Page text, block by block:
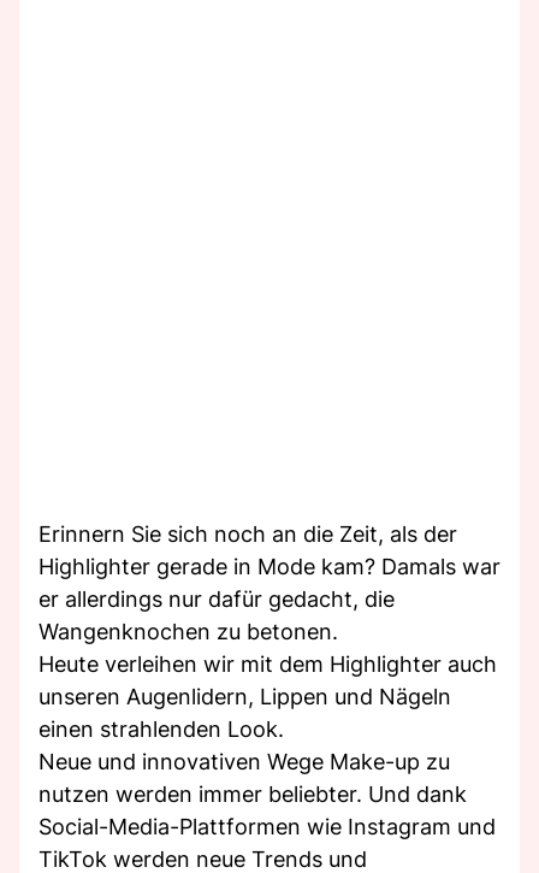
Erinnern Sie sich noch an die Zeit, als der
Highlighter gerade in Mode kam? Damals war
er allerdings nur dafür gedacht, die
Wangenknochen zu betonen.
Heute verleihen wir mit dem Highlighter auch
unseren Augenlidern, Lippen und Nägeln
einen strahlenden Look.
Neue und innovativen Wege Make-up zu
nutzen werden immer beliebter. Und dank
Social-Media-Plattformen wie Instagram und
TikTok werden neue Trends und